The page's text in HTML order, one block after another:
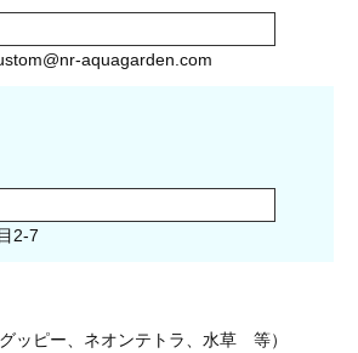
aquagarden.com
2-7
ッピー、ネオンテトラ、水草 等）